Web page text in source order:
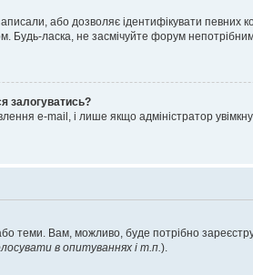
або дозволяє ідентифікувати певних
ласка, не засмічуйте форум
залогуватись?
e-mail, і лише якщо адміністратор
теми. Вам, можливо, буде потрібно
в опитуваннях і т.п.).